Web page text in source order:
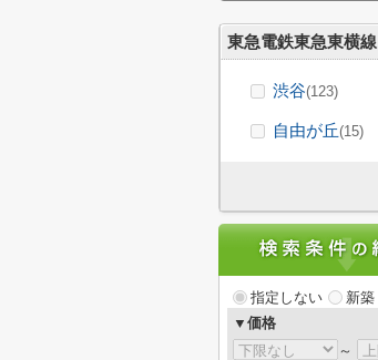
東急電鉄東急東横線
渋谷(123)
自由が丘(15)
指定しない 新築
▼価格
～